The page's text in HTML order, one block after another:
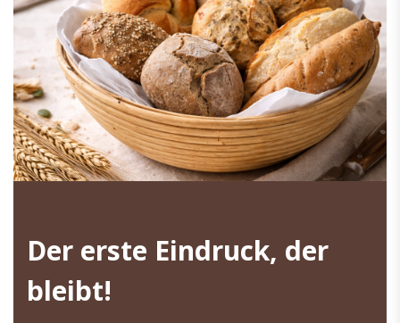
Der erste Eindruck, der
bleibt!